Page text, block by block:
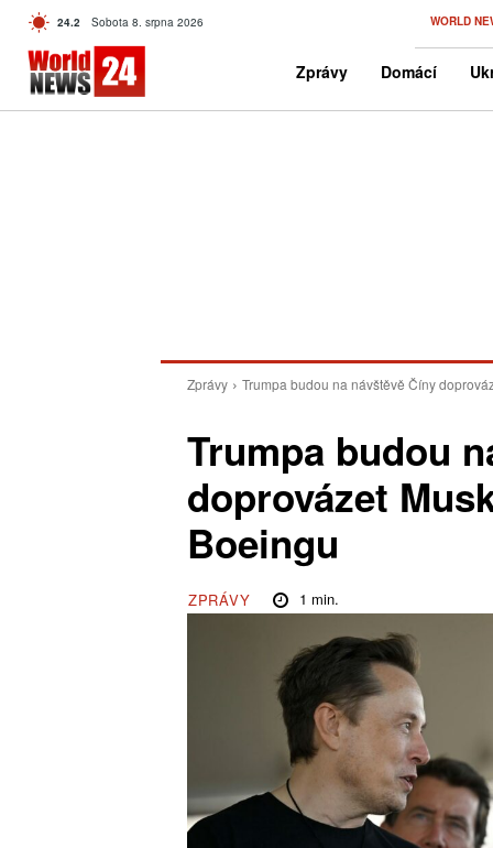
24.2 C Czech
Sobota 8. srpna 2026 WORLD
Zprávy Domácí
Zprávy Trumpa budou na návštěvě Číny
Trumpa budou
doprovázet
Boeingu
ZPRÁVY 1 min.